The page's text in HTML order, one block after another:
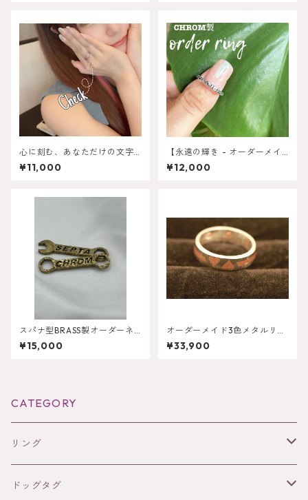
心に刻む、あなただけの文字
入れハートリング
¥11,000
【永遠の輝き - オーダーメイ
ドクロムリング】2mmタイ
プ・3mmタイプ
¥12,000
スパナ型BRASS製オーダーネ
ームアクセサリー
¥15,000
オーダーメイド3色メタルリン
グ
¥33,900
CATEGORY
リング
コバルトクロム
ドッグタグ